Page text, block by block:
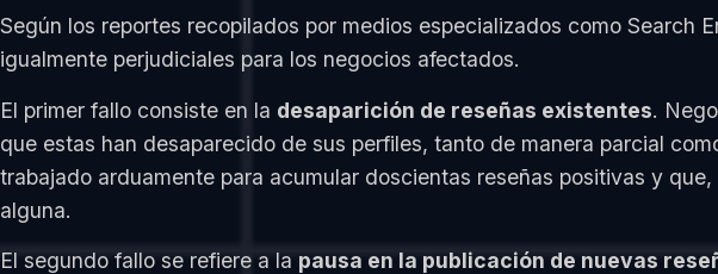
Según los reportes recopilados por medios especializados como
igualmente perjudiciales para los negocios afectados.
El primer fallo consiste en la desaparición de reseñas existentes.
que estas han desaparecido de sus perfiles, tanto de manera parcial
trabajado arduamente para acumular doscientas reseñas positivas y
alguna.
El segundo fallo se refiere a la pausa en la publicación de nuevas